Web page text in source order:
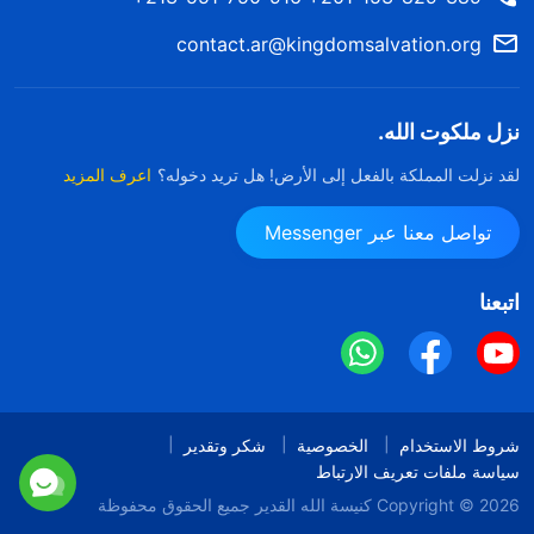
contact.ar@kingdomsalvation.org
نزل ملكوت الله.
لقد نزلت المملكة بالفعل إلى الأرض! هل تريد دخوله؟ اعرف المزيد
تواصل معنا عبر Messenger
اتبعنا
شروط الاستخدام الخصوصية
شكر وتقدير
سياسة ملفات تعريف الارتباط
Copyright © 2026 كنيسة الله القدير جميع الحقوق محفوظة